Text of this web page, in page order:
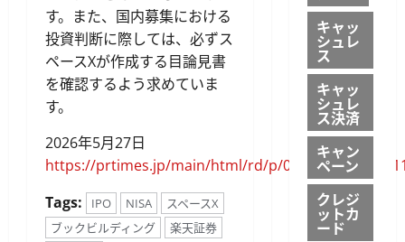
す。また、国内募集における
投資判断に際しては、必ずス
ペースXが作成する目論見書
を確認するよう求めていま
す。
2026年5月27日
https://prtimes.jp/main/html/rd/p/
Tags:
IPO NISA
スペースX
ブックビルディング
楽天証券
キャッ
シュレ
ス
キャッ
シュレ
ス決済
キャン
ペーン
クレジ
ットカ
ード